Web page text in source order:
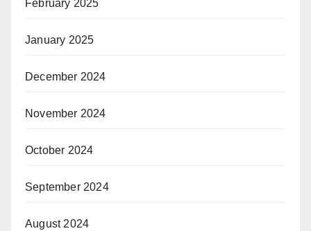
February 2025
January 2025
December 2024
November 2024
October 2024
September 2024
August 2024